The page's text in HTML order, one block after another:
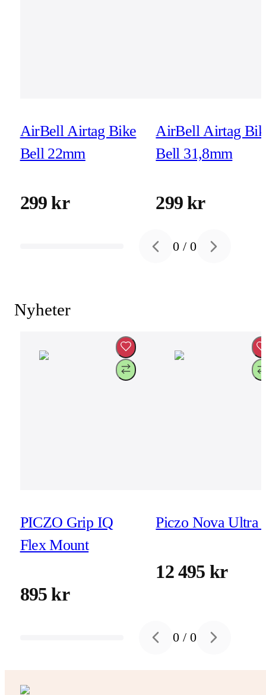
AirBell Airtag Bike
Bell 22mm
299 kr
AirBell Airtag
Bell 31,8mm
299 kr
Previous slide
0 /0 Next slide
Nyheter
PICZO Grip IQ
Flex Mount
895 kr
Piczo Nova Ultra
12 495 kr
Previous slide
0 /0 Next slide